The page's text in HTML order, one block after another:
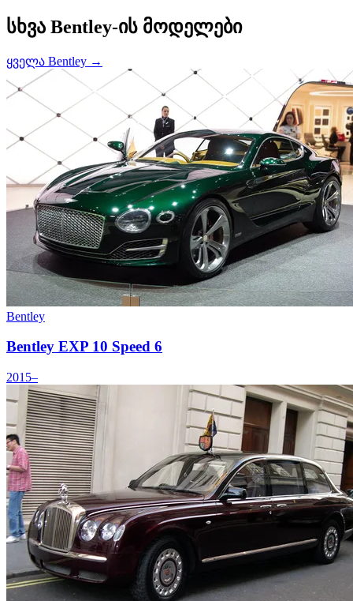
სხვა Bentley-ის მოდელები
ყველა Bentley →
Bentley
Bentley EXP 10 Speed 6
2015–